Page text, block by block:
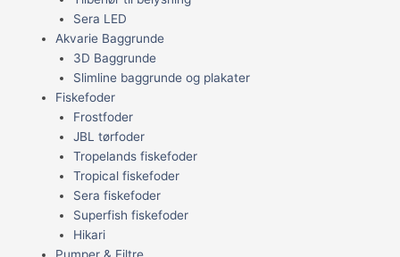
Sera LED
Akvarie Baggrunde
3D Baggrunde
Slimline baggrunde og plakater
Fiskefoder
Frostfoder
JBL tørfoder
Tropelands fiskefoder
Tropical fiskefoder
Sera fiskefoder
Superfish fiskefoder
Hikari
Pumper & Filtre